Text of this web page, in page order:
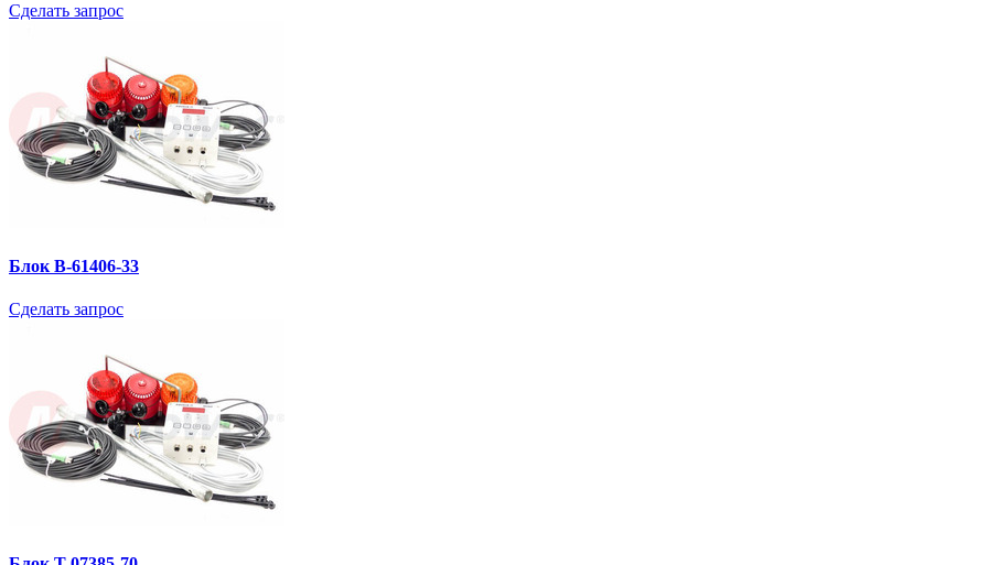
Сделать запрос
Блок B-61406-33
Сделать запрос